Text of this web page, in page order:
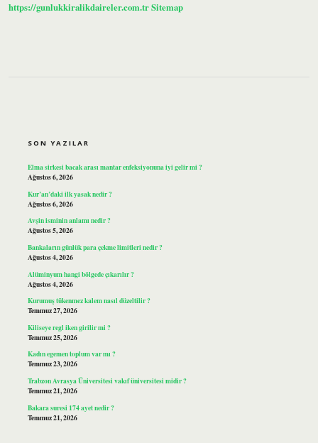
https://gunlukkiralikdaireler.com.trSitemap
SON YAZILAR
Elma sirkesi bacak arası mantar enfeksiyonuna iyi gelir mi ?
Ağustos 6, 2026
Kur’an’daki ilk yasak nedir ?
Ağustos 6, 2026
Avşin isminin anlamı nedir ?
Ağustos 5, 2026
Bankaların günlük para çekme limitleri nedir ?
Ağustos 4, 2026
Alüminyum hangi bölgede çıkarılır ?
Ağustos 4, 2026
Kurumuş tükenmez kalem nasıl düzeltilir ?
Temmuz 27, 2026
Kiliseye regl iken girilir mi ?
Temmuz 25, 2026
Kadın egemen toplum var mı ?
Temmuz 23, 2026
Trabzon Avrasya Üniversitesi vakıf üniversitesi midir ?
Temmuz 21, 2026
Bakara suresi 174 ayet nedir ?
Temmuz 21, 2026